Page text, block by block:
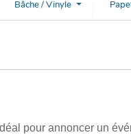
Bâche / Vinyle
pour annoncer un